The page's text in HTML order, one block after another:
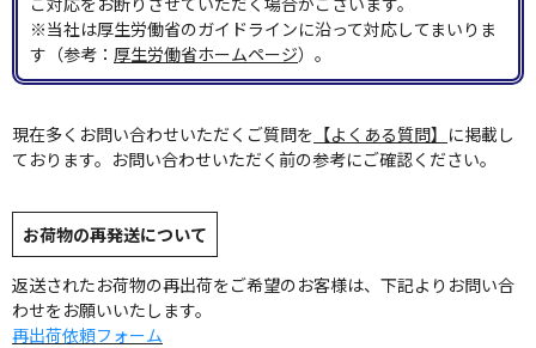
※当社は厚生労働省のガイドラインに沿って対応してまいりま
す（参考： 厚生労働省ホームページ）。
現在多くお問い合わせいただくご質問を 【よくある質問】 に掲載し
ております。お問い合わせいただく前の参考にご確認ください。
お荷物の再発送について
返送されたお荷物の再出荷をご希望のお客様は、下記よりお問い合
わせをお願いいたします。
再出荷依頼フォーム